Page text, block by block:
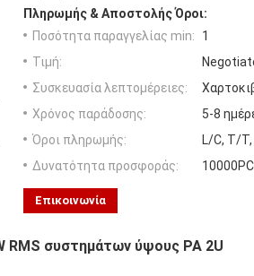
Πληρωμής & Αποστολής Όροι:
Ποσότητα παραγγελίας min:
1
Τιμή:
Συσκευασία λεπτομέρειες:
Χρόνος παράδοσης:
5-8
Όροι πληρωμής:
L/C, T/
Δυνατότητα προσφοράς:
Επικοινωνία
RMS συστημάτων ύψους PA 2U